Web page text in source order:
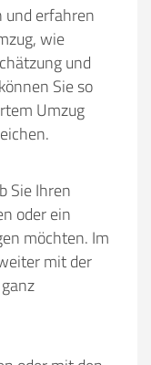
und erfahren
wie
und
Sie so
Umzug
Sie Ihren
oder ein
möchten. Im
mit der